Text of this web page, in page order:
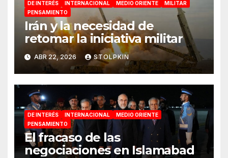
DE INTERÉS INTERNACIONAL MEDIO ORIENTE
MILITAR
PENSAMIENTO
Irán y la necesidad de
retomar la iniciativa militar
ABR 22, 2026 STOLPKIN
DE INTERÉS INTERNACIONAL
MEDIO ORIENTE
PENSAMIENTO
El fracaso de las
negociaciones en Islamabad